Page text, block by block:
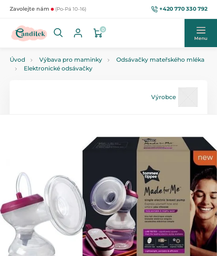
Zavolejte nám (Po-Pá 10-16) +420 770 330 792
0
Menu
Úvod Výbava pro maminky
Odsávačky mateřského mléka
Elektronické odsávačky
Výrobce